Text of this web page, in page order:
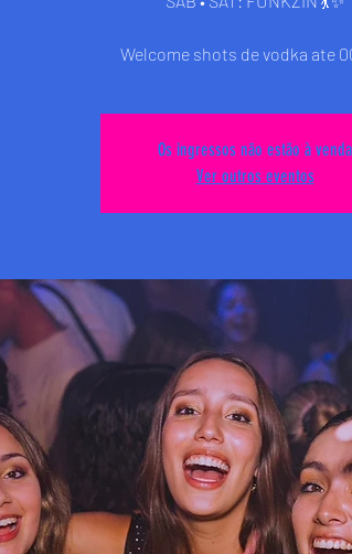
Welcome shots de vodka ate
Os ingressos não estão à venda
Ver outros eventos